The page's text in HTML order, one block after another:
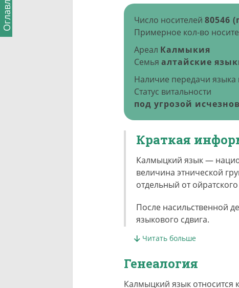
Число носителей 80546
Примерное кол-во
Ареал Калмыкия
Семья алтайские
Наличие передачи языка
Статус витальности
под угрозой
Краткая
Калмыцкий язык —
величина этнической
отдельный от
После насильственной
языкового сдвига.
Самоназвание
Существующие
Читать больше
Генеалогия
Калмыцкий язык относится